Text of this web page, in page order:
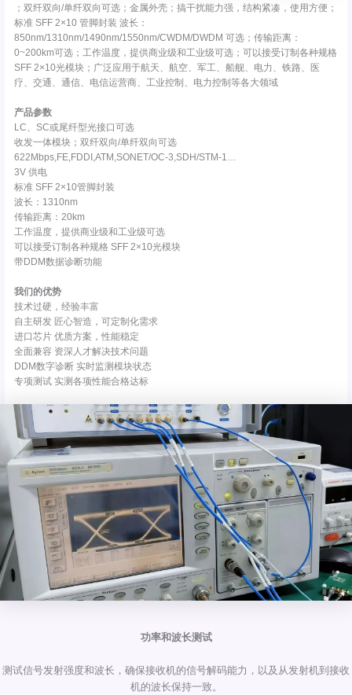
；双纤双向/单纤双向可选；金属外壳；搞干扰能力强，结构紧凑，使用方便；
标准 SFF 2×10 管脚封装 波长：
850nm/1310nm/1490nm/1550nm/CWDM/DWDM 可选；传输距离：
0~200km可选；工作温度，提供商业级和工业级可选；可以接受订制各种规格
SFF 2×10光模块；广泛应用于航天、航空、军工、船舰、电力、铁路、医
疗、交通、通信、电信运营商、工业控制、电力控制等各大领域
产品参数
LC、SC或尾纤型光接口可选
收发一体模块；双纤双向/单纤双向可选
622Mbps,FE,FDDI,ATM,SONET/OC-3,SDH/STM-1…
3V 供电
标准 SFF 2×10管脚封装
波长：1310nm
传输距离：20km
工作温度，提供商业级和工业级可选
可以接受订制各种规格 SFF 2×10光模块
带DDM数据诊断功能
我们的优势
技术过硬，经验丰富
自主研发 匠心智造，可定制化需求
进口芯片 优质方案，性能稳定
全面兼容 资深人才解决技术问题
DDM数字诊断 实时监测模块状态
专项测试 实测各项性能合格达标
功率和波长测试
测试信号发射强度和波长，确保接收机的信号解码能力，以及从发射机到接收
机的波长保持一致。